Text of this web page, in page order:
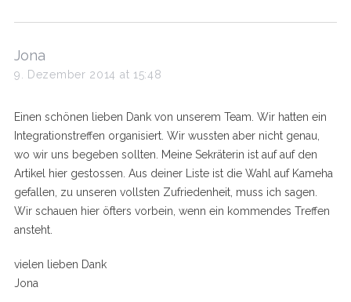
s
a
s
:
Jona
9. Dezember 2014 at 15:48
Einen schönen lieben Dank von unserem Team. Wir hatten ein
Integrationstreffen organisiert. Wir wussten aber nicht genau,
wo wir uns begeben sollten. Meine Sekräterin ist auf auf den
Artikel hier gestossen. Aus deiner Liste ist die Wahl auf Kameha
gefallen, zu unseren vollsten Zufriedenheit, muss ich sagen.
Wir schauen hier öfters vorbein, wenn ein kommendes Treffen
ansteht.
vielen lieben Dank
Jona